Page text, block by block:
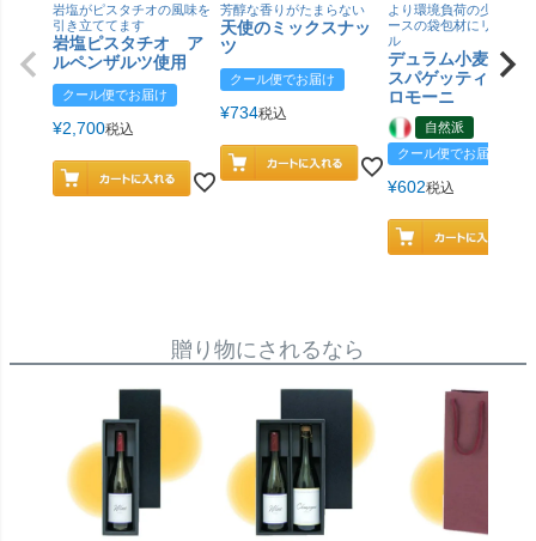
岩塩がピスタチオの風味を
引き立ててます
岩塩ピスタチオ ア
ルペンザルツ使用
クール便でお届け
¥2,700税込
芳醇な香りがたまらない
天使のミックスナッ
ツ
クール便でお届け
¥734税込
より環境負荷の少ない紙
ースの袋包材にリニュー
ル
デュラム小麦 有
スパゲッティ／ジ
ロモーニ
自然派
クール便でお届け
¥602税込
贈り物にされるなら